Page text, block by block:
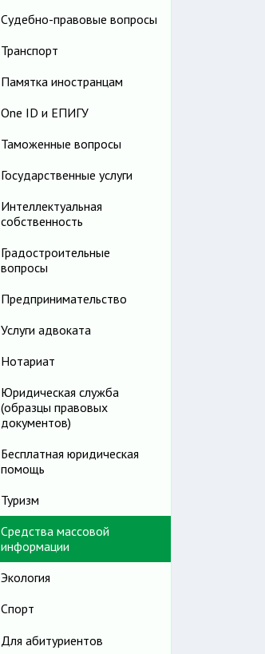
Судебно-правовые вопросы
Транспорт
Памятка иностранцам
One ID и ЕПИГУ
Таможенные вопросы
Государственные услуги
Интеллектуальная
собственность
Градостроительные
вопросы
Предпринимательство
Услуги адвоката
Нотариат
Юридическая служба
(образцы правовых
документов)
Бесплатная юридическая
помощь
Туризм
Средства массовой
информации
Экология
Спорт
Для абитуриентов